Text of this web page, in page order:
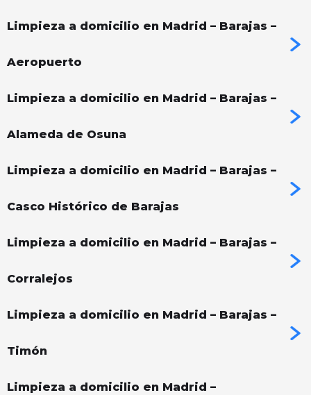
Limpieza a domicilio en Madrid – Barajas –
Aeropuerto
Limpieza a domicilio en Madrid – Barajas –
Alameda de Osuna
Limpieza a domicilio en Madrid – Barajas –
Casco Histórico de Barajas
Limpieza a domicilio en Madrid – Barajas –
Corralejos
Limpieza a domicilio en Madrid – Barajas –
Timón
Limpieza a domicilio en Madrid –